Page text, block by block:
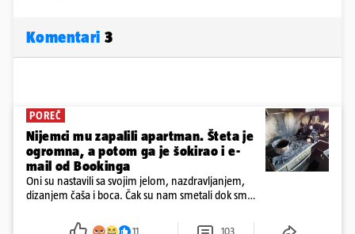
Komentari 3
POREČ
Nijemci mu zapalili apartman. Šteta je
ogromna, a potom ga je šokirao i e-
mail od Bookinga
Oni su nastavili sa svojim jelom, nazdravljanjem,
dizanjem čaša i boca. Čak su nam smetali dok smo
požar, rekao je vlasnik
11 103